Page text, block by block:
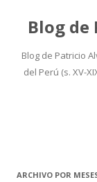
Blog
Blog de Patricio
del Perú (s. XV-
ARCHIVO POR